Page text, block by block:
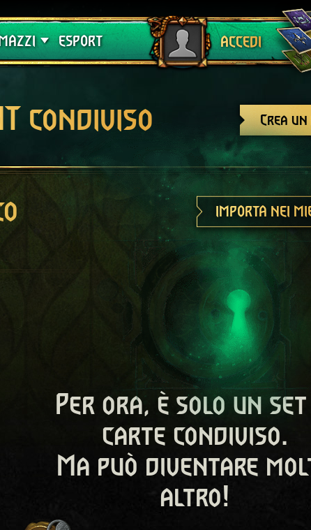
ESPORT ACCEDI
Esci
Crea un
condiviso
IMPORTA NEI
Per ora, è solo un set
carte condiviso.
Ma può diventare
altro!